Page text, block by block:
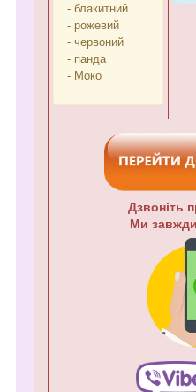
- блакитний
- рожевий
- червоний
- панда
- Моко
Дзвоніть
Ми